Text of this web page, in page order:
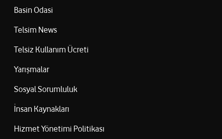
Basin Odasi
Telsim News
Telsiz Kullanım Ücreti
Yarışmalar
Sosyal Sorumluluk
İnsan Kaynakları
Hizmet Yönetimi Politikası